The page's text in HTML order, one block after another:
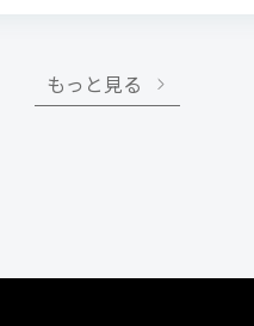
もっと見る